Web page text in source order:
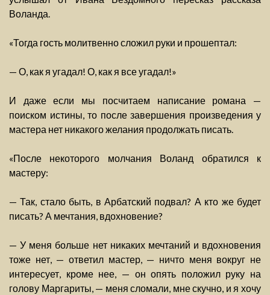
Воланда.
«Тогда гость молитвенно сложил руки и прошептал:
— О, как я угадал! О, как я все угадал!»
И даже если мы посчитаем написание романа —
поиском истины, то после завершения произведения у
мастера нет никакого желания продолжать писать.
«После некоторого молчания Воланд обратился к
мастеру:
— Так, стало быть, в Арбатский подвал? А кто же будет
писать? А мечтания, вдохновение?
— У меня больше нет никаких мечтаний и вдохновения
тоже нет, — ответил мастер, — ничто меня вокруг не
интересует, кроме нее, — он опять положил руку на
голову Маргариты, — меня сломали, мне скучно, и я хочу